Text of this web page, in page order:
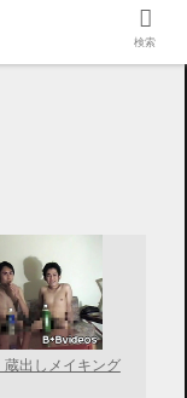
出しメイキング
検索